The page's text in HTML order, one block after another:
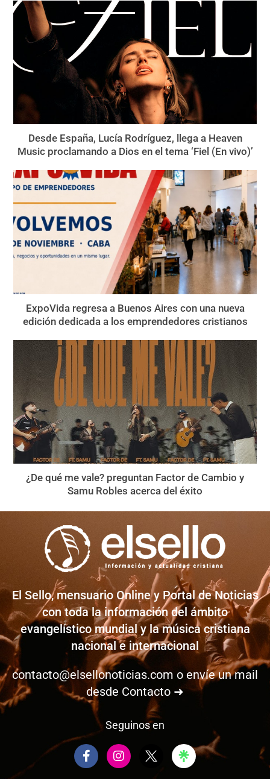
Desde España, Lucía Rodríguez, llega a Heaven
Music proclamando a Dios en el tema ‘Fiel (En vivo)’
ExpoVida regresa a Buenos Aires con una nueva
edición dedicada a los emprendedores cristianos
¿De qué me vale? preguntan Factor de Cambio y
Samu Robles acerca del éxito
El Sello, mensuario Online y Portal de Noticias
con toda la información del ámbito
evangelístico mundial y la música cristiana
nacional e internacional
contacto@elsellonoticias.com o envíe un mail
desde Contacto ➜
Seguinos en
F
a
I
n